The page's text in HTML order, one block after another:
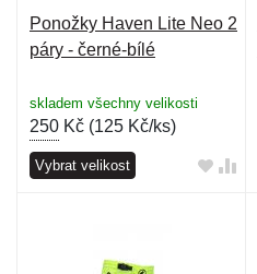
Ponožky Haven Lite Neo 2
páry - černé-bílé
skladem všechny velikosti
250 Kč (125 Kč/ks)
Vybrat velikost